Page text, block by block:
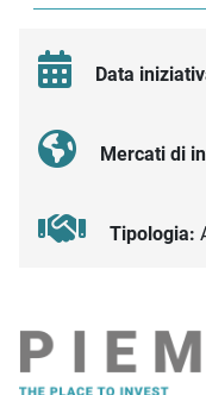
Data
Mercati di
Tipologia: